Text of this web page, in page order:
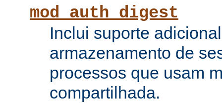
mod_auth_digest
Inclui suporte
armazenamento de
processos que usam
compartilhada.